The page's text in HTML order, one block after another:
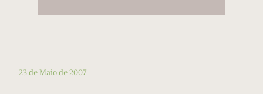
23 de Maio de 2007